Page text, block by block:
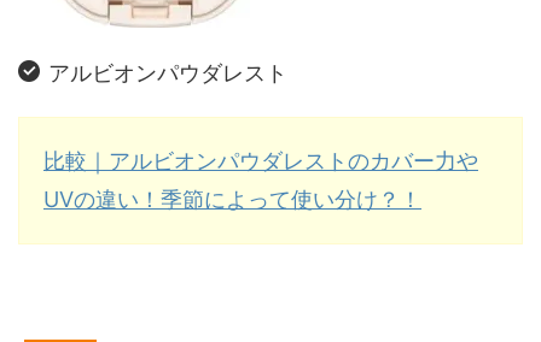
アルビオンパウダレスト
比較｜アルビオンパウダレストのカバー力や
UVの違い！季節によって使い分け？！